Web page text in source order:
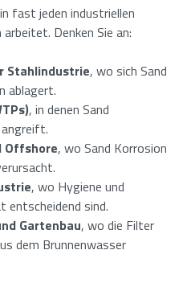
fast jeden industriellen
Denken Sie an:
Stahlindustrie, wo sich Sand
ablagert.
, in denen Sand
angreift.
Offshore, wo Sand Korrosion
, wo Hygiene und
sind.
Gartenbau, wo die Filter
dem Brunnenwasser